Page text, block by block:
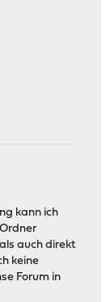
kann ich
auch direkt
keine
Forum in